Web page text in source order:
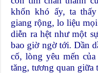
khốn khó ấy, ta
giang rộng, lo liệu
diễn ra hệt như một
bao giờ ngờ tới. Dần
cố, lòng yêu mến
tăng, tương quan giữa